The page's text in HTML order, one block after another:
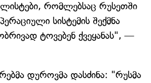
რომლებსაც რუსეთში
სისტემის შექმნა
ტოვებენ ქვეყანას", —
დუროვმა დასძინა: "რუსმა